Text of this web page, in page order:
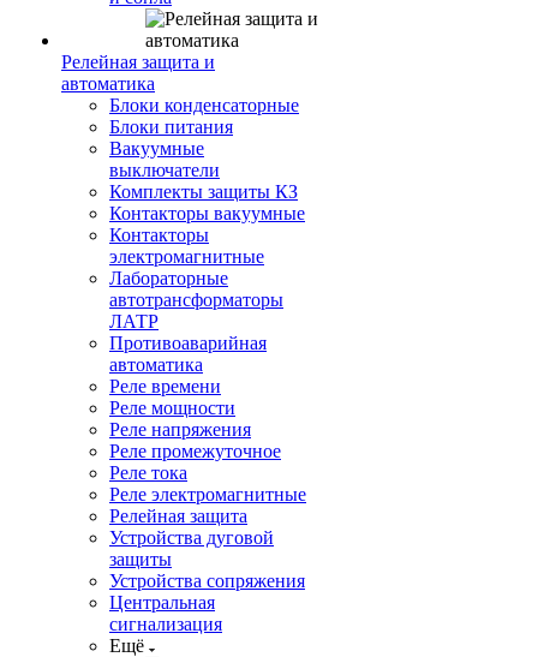
Релейная защита и
автоматика
Блоки конденсаторные
Блоки питания
Вакуумные
выключатели
Комплекты защиты КЗ
Контакторы вакуумные
Контакторы
электромагнитные
Лабораторные
автотрансформаторы
ЛАТР
Противоаварийная
автоматика
Реле времени
Реле мощности
Реле напряжения
Реле промежуточное
Реле тока
Реле электромагнитные
Релейная защита
Устройства дуговой
защиты
Устройства сопряжения
Центральная
сигнализация
Ещё